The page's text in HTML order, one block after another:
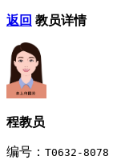
返回 教员详情
程教员
编号： T0632-8078